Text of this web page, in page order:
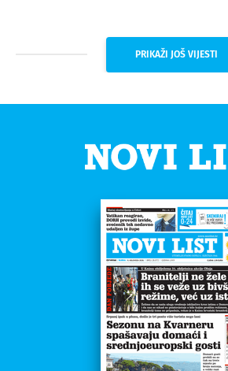
PRIKAŽI JOŠ VIJESTI